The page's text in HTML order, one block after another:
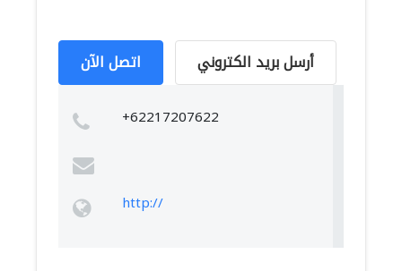
اتصل الآن أرسل بريد الكتروني
+62217207622
http://